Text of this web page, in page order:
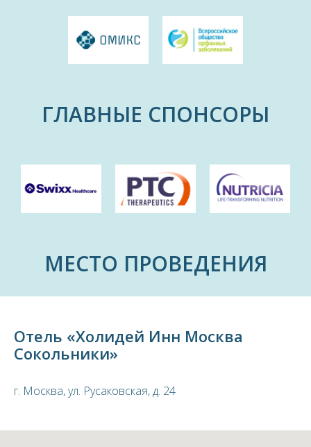
ГЛАВНЫЕ СПОНСОРЫ
МЕСТО ПРОВЕДЕНИЯ
Отель «Холидей Инн Москва
Сокольники»
г. Москва, ул. Русаковская, д. 24